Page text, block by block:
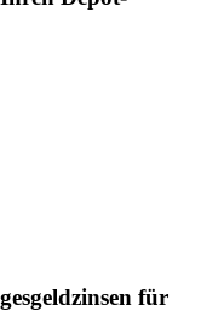
eine
für